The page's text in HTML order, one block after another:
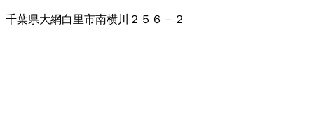
千葉県大網白里市南横川２５６－２